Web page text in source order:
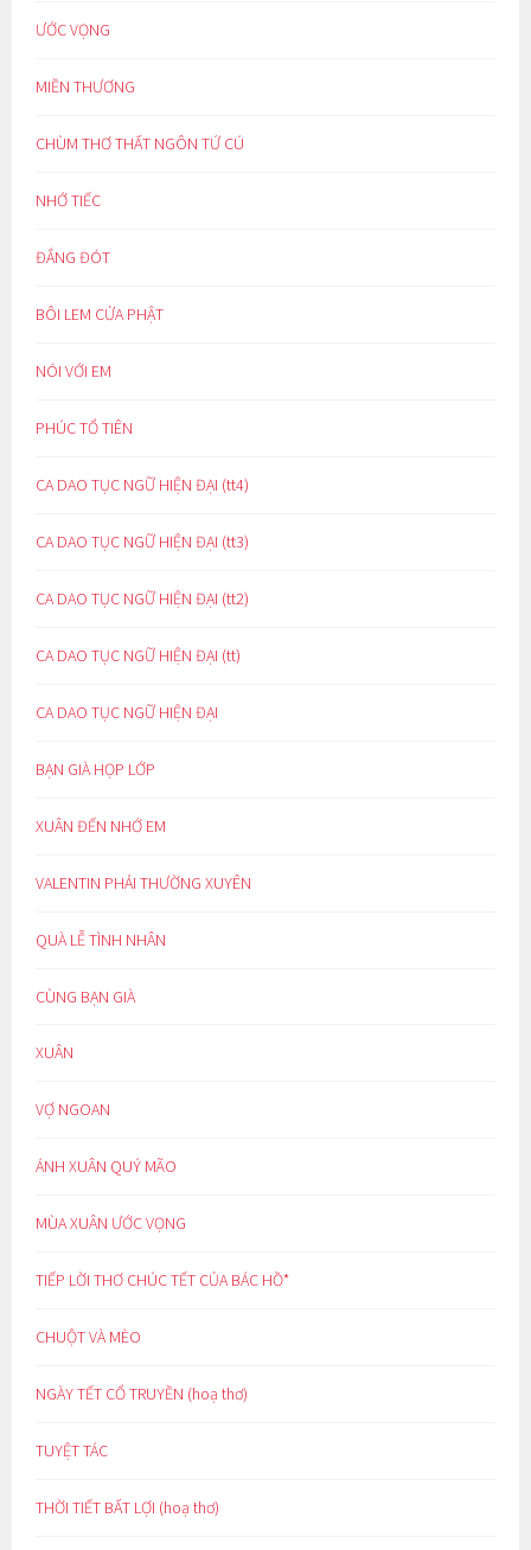
ƯỚC VỌNG
MIỀN THƯƠNG
CHÙM THƠ THẤT NGÔN TỨ CÚ
NHỚ TIẾC
ĐẮNG ĐÓT
BÔI LEM CỬA PHẬT
NÓI VỚI EM
PHÚC TỔ TIÊN
CA DAO TỤC NGỮ HIỆN ĐẠI (tt4)
CA DAO TỤC NGỮ HIỆN ĐẠI (tt3)
CA DAO TỤC NGỮ HIỆN ĐẠI (tt2)
CA DAO TỤC NGỮ HIỆN ĐẠI (tt)
CA DAO TỤC NGỮ HIỆN ĐẠI
BẠN GIÀ HỌP LỚP
XUÂN ĐẾN NHỚ EM
VALENTIN PHẢI THƯỜNG XUYÊN
QUÀ LỄ TÌNH NHÂN
CÙNG BẠN GIÀ
XUÂN
VỢ NGOAN
ÁNH XUÂN QUÝ MÃO
MÙA XUÂN ƯỚC VỌNG
TIẾP LỜI THƠ CHÚC TẾT CỦA BÁC HỒ*
CHUỘT VÀ MÈO
NGÀY TẾT CỔ TRUYỀN (hoạ thơ)
TUYỆT TÁC
THỜI TIẾT BẤT LỢI (hoạ thơ)